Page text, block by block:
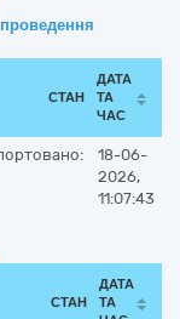
СТАН
ДАТА
ТА
ЧАС
18-06-
2026,
11:07:43
СТАН
ДАТА
ТА